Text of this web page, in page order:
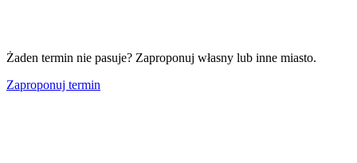
Żaden termin nie pasuje? Zaproponuj własny lub inne miasto.
Zaproponuj termin